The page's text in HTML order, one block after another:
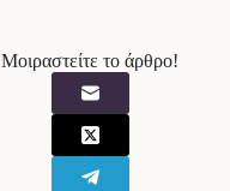
Μοιραστείτε το άρθρο!